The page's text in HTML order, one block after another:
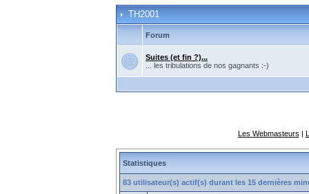
TH2001
Forum
Suites (et fin ?)...
... les tribulations de nos gagnants :-)
Les Webmasteurs |
Statistiques
83 utilisateur(s) actif(s) durant les 15 dernières